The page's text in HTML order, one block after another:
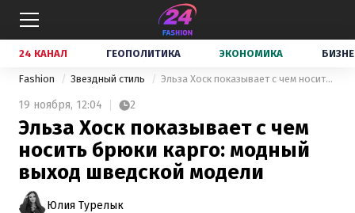
24 КАНАЛ ГЕОПОЛИТИКА ЭКОНОМИКА
Fashion Звездный стиль Эльза Хоск показывает с чем носить брюки карго: модный выход шведской модели
19 ноября, 12:04 2
Эльза Хоск показывает с чем
носить брюки карго: модный
выход шведской модели
Юлия Турелык